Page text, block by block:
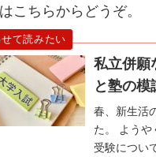
こちらからどうぞ。
私立併願
と塾の模
春、新生活
た。 ようや
受験につい